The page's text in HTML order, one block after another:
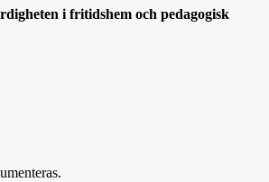
i fritidshem och pedagogisk